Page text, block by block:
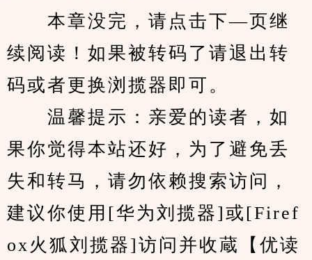
本章没完，请点击下—页继
续阅读！如果被转码了请退出转
码或者更换浏揽器即可。
温馨提示：亲爱的读者，如
果你觉得本站还好，为了避免丢
失和转马，请勿依赖搜索访问，
建议你使用[华为刘揽器]或[Firef
ox火狐刘揽器]访问并收蔵【优读